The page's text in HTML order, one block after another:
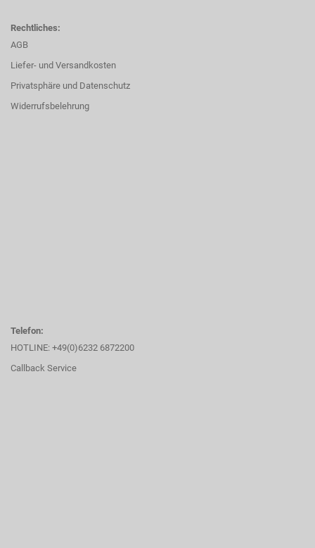
Rechtliches:
AGB
Liefer- und Versandkosten
Privatsphäre und Datenschutz
Widerrufsbelehrung
Telefon:
HOTLINE: +49(0)6232 6872200
Callback Service